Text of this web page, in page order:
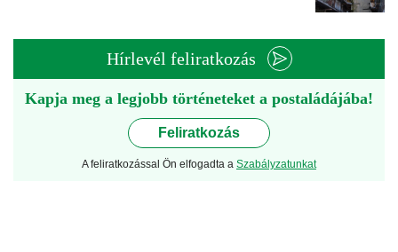
Hírlevél feliratkozás
Kapja meg a legjobb történeteket a postaládájába!
Feliratkozás
A feliratkozással Ön elfogadta a Szabályzatunkat